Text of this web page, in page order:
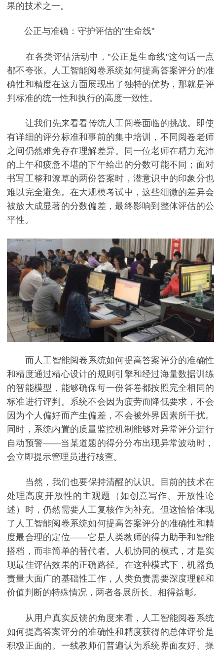
果的技术之一。
公正与准确：守护评估的"生命线"
在各类评估活动中，"公正是生命线"这句话一点
都不夸张。人工智能阅卷系统如何提高答案评分的准
确性和精度在这方面展现出了独特的优势，那就是评
判标准的统一性和执行的高度一致性。
让我们先来看看传统人工阅卷面临的挑战。即使
有详细的评分标准和事前的集中培训，不同阅卷老师
之间仍然难免存在理解差异。同一位老师在精力充沛
的上午和疲惫不堪的下午给出的分数可能不同；面对
书写工整和潦草的两份答案时，潜意识中的印象分也
难以完全避免。在大规模考试中，这些细微的差异会
被放大成显著的分数偏差，最终影响到整体评估的公
平性。
而人工智能阅卷系统如何提高答案评分的准确性
和精度通过精心设计的规则引擎和经过海量数据训练
的智能模型，能够确保每一份答卷都按照完全相同的
标准进行评判。系统不会因为疲劳而降低要求，不会
因为个人偏好而产生偏差，不会被外界因素所干扰。
同时，系统内置的质量监控机制能够对异常评分进行
自动预警——当某道题的得分分布出现异常波动时，
会立即提示管理员进行核查。
当然，我们也要保持清醒的认识。目前的技术在
处理高度开放性的主观题（如创意写作、开放性论
述）时，仍然需要人工复核作为补充。但这恰恰体现
了人工智能阅卷系统如何提高答案评分的准确性和精
度最合理的定位——它是人类教师的得力助手和智能
搭档，而非简单的替代者。人机协同的模式，才是实
现最佳评估效果的正确路径。在这种模式下，机器负
责量大面广的基础性工作，人类负责需要深度理解和
价值判断的特殊情况，两者各展所长、相得益彰。
从用户真实反馈的角度来看，人工智能阅卷系统
如何提高答案评分的准确性和精度获得的总体评价是
积极正面的。一线教师们普遍认为系统界面友好、操